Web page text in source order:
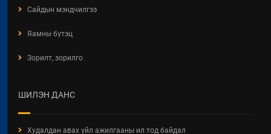
Сайдын мэндчилгээ
Яамны бүтэц
Зорилт, зорилго
ШИЛЭН ДАНС
Худалдан авах үйл ажилгааны ил тод байдал